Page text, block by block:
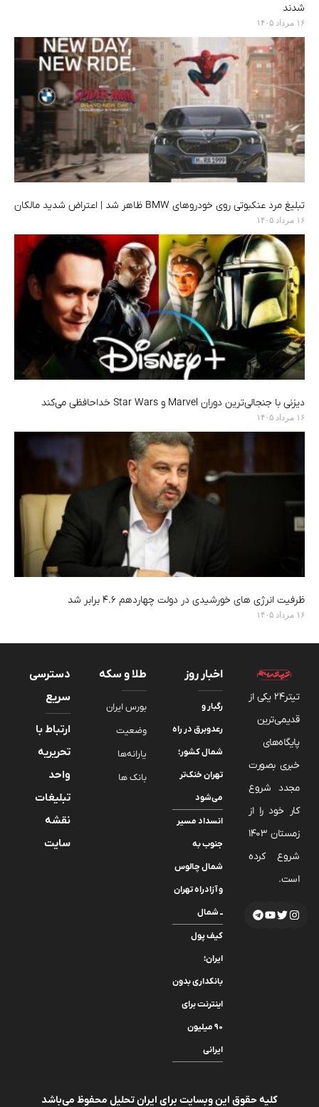
شدند
۱۶ مرداد ۱۴۰۵
تبلیغ مرد عنکبوتی روی خودروهای BMW ظاهر شد | اعتراض شدید مالکان
۱۶ مرداد ۱۴۰۵
دیزنی با جنجالی‌ترین دوران Marvel و Star Wars خداحافظی می‌کند
۱۶ مرداد ۱۴۰۵
ظرفیت انرژی های خورشیدی در دولت چهاردهم ۴.۶ برابر شد
۱۶ مرداد ۱۴۰۵
تیتر24 یکی از
قدیمی‌ترین
پایگاه‌های
خبری بصورت
مجدد شروع
کار خود را از
زمستان 1403
شروع کرده
است.
اخبار روز
رگبار و
رعدوبرق در راه
شمال کشور؛
تهران خنک‌تر
می‌شود
انسداد مسیر
جنوب به
شمال چالوس
و آزادراه تهران
ــ شمال
کیف پول
ایران؛
بانکداری بدون
اینترنت برای
۹۰ میلیون
ایرانی
طلا و سکه
بورس ایران
وضعیت
یارانه‌ها
بانک ها
دسترسی
سریع
ارتباط با
تحریریه
واحد
تبلیغات
نقشه
سایت
کلیه حقوق این وبسایت برای ایران تحلیل محفوظ می‌باشد